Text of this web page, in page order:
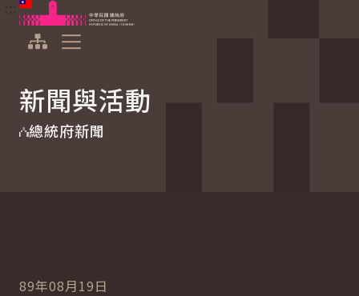
跳到主要內容
中華民國總統府
新聞與活動
總統府新聞
89年08月19日